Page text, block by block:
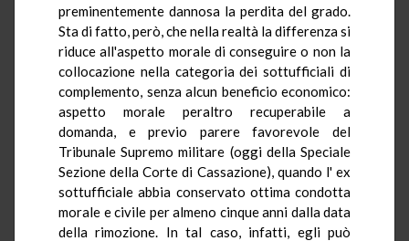
preminentemente dannosa la perdita del grado.
Sta di fatto, però, che nella realtà la differenza si
riduce all'aspetto morale di conseguire o non la
collocazione nella categoria dei sottufficiali di
complemento, senza alcun beneficio economico:
aspetto morale peraltro recuperabile a
domanda, e previo parere favorevole del
Tribunale Supremo militare (oggi della Speciale
Sezione della Corte di Cassazione), quando l' ex
sottufficiale abbia conservato ottima condotta
morale e civile per almeno cinque anni dalla data
della rimozione. In tal caso, infatti, egli può